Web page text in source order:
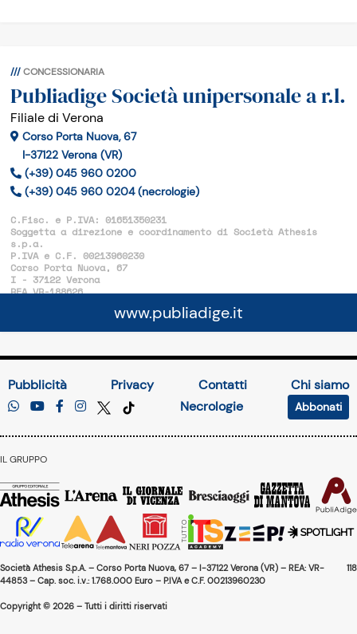
CONCESSIONARIA
Publiadige Società unipersonale a r.l.
Filiale di Verona
Corso Porta Nuova, 67
I-37122 Verona (VR)
(+39) 045 960 0200
(+39) 045 960 0204 (necrologie)
C.Fisc. e P.IVA: 01651350231
Soggetta a direzione e coordinamento di Società Athesis
s.p.a.
P.IVA e C.F. 00213960230
Corso Porta Nuova, 67
I - 37122 Verona
REA VR-188626
www.publiadige.it
Pubblicità Privacy Contatti
Chi siamo
Necrologie
Abbonati
IL GRUPPO
118
Società Athesis S.p.A. – Corso Porta Nuova, 67 – I-37122 Verona (VR) – REA: VR-
44853 – Cap. soc. i.v.: 1.768.000 Euro – P.IVA e C.F. 00213960230
Copyright © 2026 – Tutti i diritti riservati